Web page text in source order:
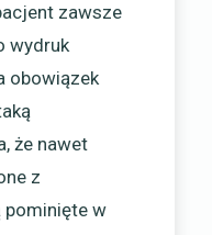
zawsze
wydruk
obowiązek
że nawet
z
pominięte w